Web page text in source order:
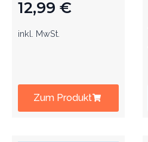
12,99 €
inkl. MwSt.
Zum Produkt